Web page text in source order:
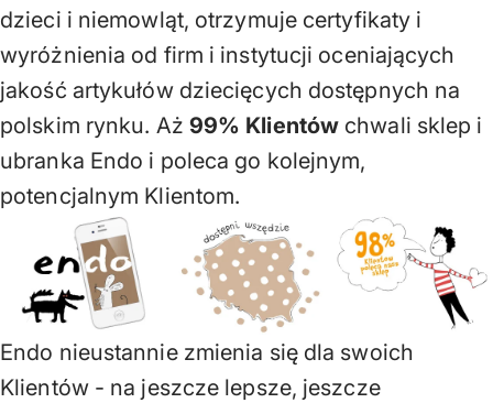
dzieci i niemowląt, otrzymuje certyfikaty i
wyróżnienia od firm i instytucji oceniających
jakość artykułów dziecięcych dostępnych na
polskim rynku. Aż 99% Klientów chwali sklep i
ubranka Endo i poleca go kolejnym,
potencjalnym Klientom.
Endo nieustannie zmienia się dla swoich
Klientów - na jeszcze lepsze, jeszcze